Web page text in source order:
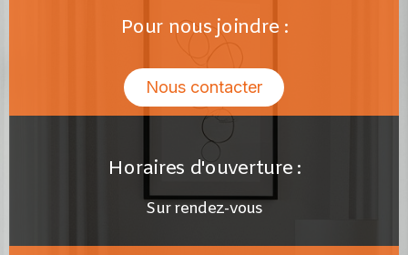
Pour nous joindre :
Nous contacter
Horaires d'ouverture :
Sur rendez-vous